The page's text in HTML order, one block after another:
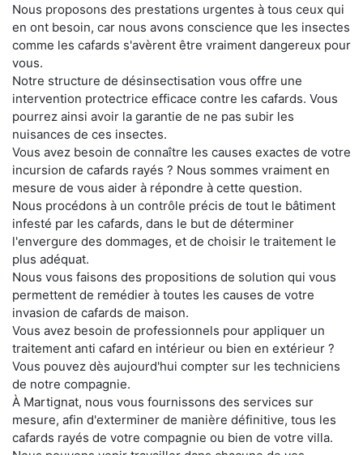
Nous proposons des prestations urgentes à tous ceux qui
en ont besoin, car nous avons conscience que les insectes
comme les cafards s'avèrent être vraiment dangereux pour
vous.
Notre structure de désinsectisation vous offre une
intervention protectrice efficace contre les cafards. Vous
pourrez ainsi avoir la garantie de ne pas subir les
nuisances de ces insectes.
Vous avez besoin de connaître les causes exactes de votre
incursion de cafards rayés ? Nous sommes vraiment en
mesure de vous aider à répondre à cette question.
Nous procédons à un contrôle précis de tout le bâtiment
infesté par les cafards, dans le but de déterminer
l'envergure des dommages, et de choisir le traitement le
plus adéquat.
Nous vous faisons des propositions de solution qui vous
permettent de remédier à toutes les causes de votre
invasion de cafards de maison.
Vous avez besoin de professionnels pour appliquer un
traitement anti cafard en intérieur ou bien en extérieur ?
Vous pouvez dès aujourd'hui compter sur les techniciens
de notre compagnie.
À Martignat, nous vous fournissons des services sur
mesure, afin d'exterminer de manière définitive, tous les
cafards rayés de votre compagnie ou bien de votre villa.